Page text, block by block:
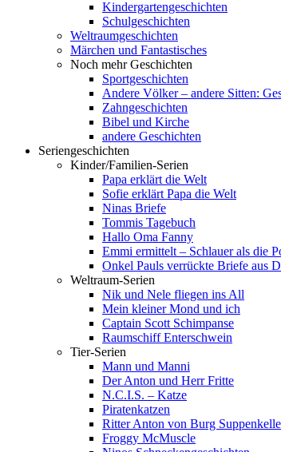
Kindergartengeschichten
Schulgeschichten
Weltraumgeschichten
Märchen und Fantastisches
Noch mehr Geschichten
Sportgeschichten
Andere Völker – andere Sitten:
Zahngeschichten
Bibel und Kirche
andere Geschichten
Seriengeschichten
Kinder/Familien-Serien
Papa erklärt die Welt
Sofie erklärt Papa die Welt
Ninas Briefe
Tommis Tagebuch
Hallo Oma Fanny
Emmi ermittelt – Schlauer als die
Onkel Pauls verrückte Briefe aus
Weltraum-Serien
Nik und Nele fliegen ins All
Mein kleiner Mond und ich
Captain Scott Schimpanse
Raumschiff Enterschwein
Tier-Serien
Mann und Manni
Der Anton und Herr Fritte
N.C.I.S. – Katze
Piratenkatzen
Ritter Anton von Burg Suppenkelle
Froggy McMuscle